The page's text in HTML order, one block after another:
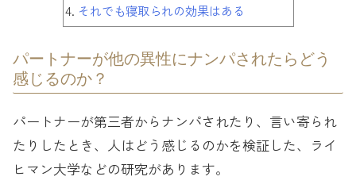
それでも寝取られの効果はある
パートナーが他の異性にナンパされたらどう
感じるのか？
パートナーが第三者からナンパされたり、言い寄られ
たりしたとき、人はどう感じるのかを検証した、ライ
ヒマン大学などの研究があります。